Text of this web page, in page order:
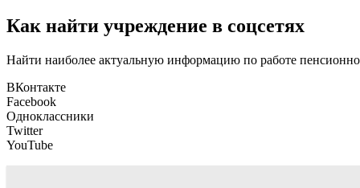
Как найти учреждение в соцсетях
Найти наиболее актуальную информацию по работе
ВКонтакте
Facebook
Одноклассники
Twitter
YouTube